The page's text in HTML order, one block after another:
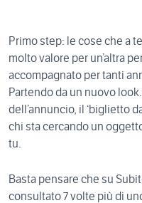
Primo step: le cose che a
molto valore per un’altra
accompagnato per tanti
Partendo da un nuovo
dell’annuncio, il ‘biglietto
chi sta cercando un
tu.
Basta pensare che su
consultato 7 volte più di